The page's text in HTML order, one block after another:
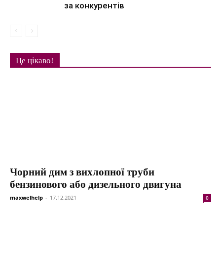
за конкурентів
Це цікаво!
Чорний дим з вихлопної труби
бензинового або дизельного двигуна
maxwelhelp - 17.12.2021 0